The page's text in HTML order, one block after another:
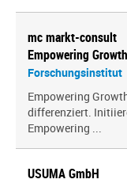
mc markt-consult
Empowering Growth
Forschungsinstitut
Empowering
differenziert.
Empowering ...
USUMA GmbH